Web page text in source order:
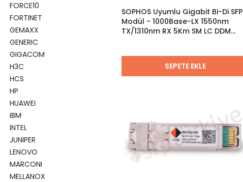
FORCE10
FORTINET
GEMAXX
GENERIC
GIGACOM
H3C
HCS
HP
HUAWEI
IBM
INTEL
JUNIPER
LENOVO
MARCONI
MELLANOX
SOPHOS Uyumlu Gigabit Bi-Di SFP
Modül - 1000Base-LX 1550nm
TX/1310nm RX 5Km SM LC DDM
SEPETE EKLE